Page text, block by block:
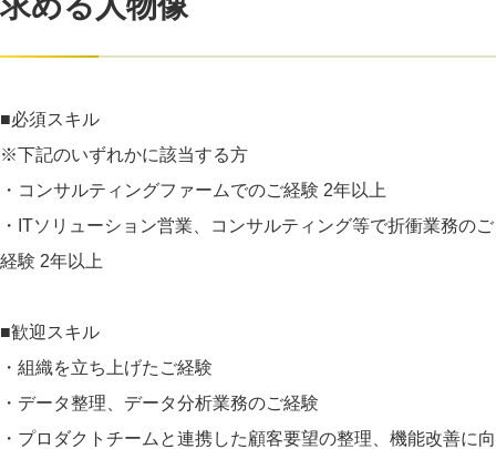
■必須スキル
※下記のいずれかに該当する方
・コンサルティングファームでのご経験 2年以上
・ITソリューション営業、コンサルティング等で折衝業務のご
経験 2年以上
■歓迎スキル
・組織を立ち上げたご経験
・データ整理、データ分析業務のご経験
・プロダクトチームと連携した顧客要望の整理、機能改善に向